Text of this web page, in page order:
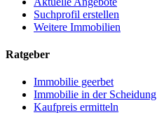
Suchprofil erstellen
Weitere Immobilien
Ratgeber
Immobilie geerbet
Immobilie in der Scheidung
Kaufpreis ermitteln